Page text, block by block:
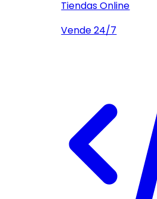
Tiendas Online
Vende 24/7